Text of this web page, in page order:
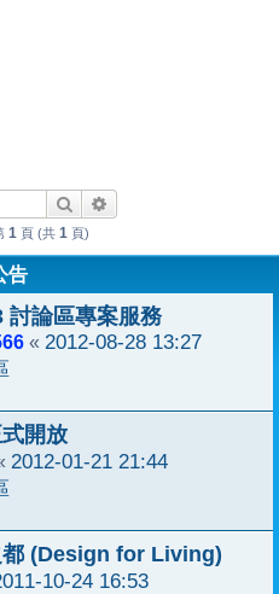
搜尋
1 頁 (共 1 頁)
告
論區專案服務
« 2012-08-28 13:27
開放
2012-01-21 21:44
都 (Design for Living)
10-24 16:53